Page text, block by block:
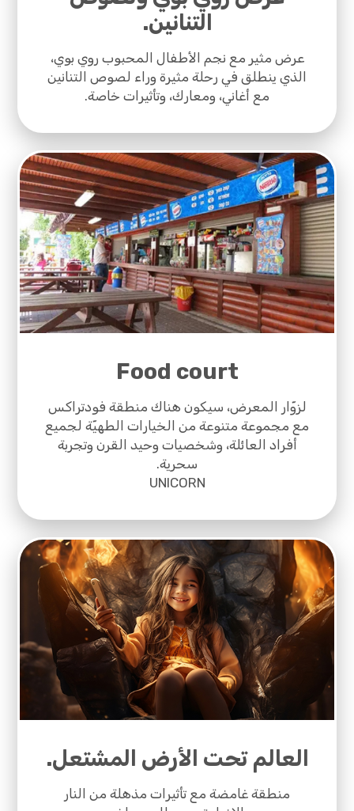
التنانين.
عرض مثير مع نجم الأطفال المحبوب روي بوي،
الذي ينطلق في رحلة مثيرة وراء لصوص التنانين
مع أغاني، ومعارك، وتأثيرات خاصة.
Food court
لزوّار المعرض، سيكون هناك منطقة فودتراكس
مع مجموعة متنوعة من الخيارات الطهيّة لجميع
أفراد العائلة، وشخصيات وحيد القرن وتجربة
سحرية.
UNICORN
العالم تحت الأرض المشتعل.
منطقة غامضة مع تأثيرات مذهلة من النار